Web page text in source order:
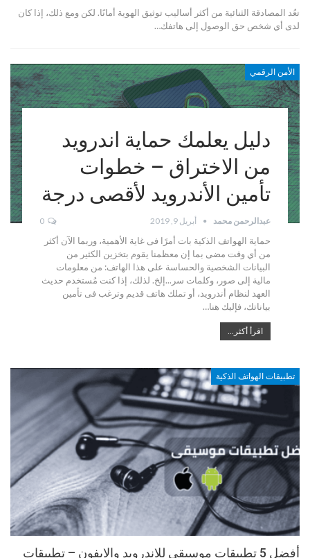
تعُد المصادقة الثنائية من أكثر أساليب توثيق الهوية أمانًا. لكن ومع ذلك، إذا كان
لدى أي شخص حق الوصول إلى هاتفك…
الأمن الرقمي
دليل يعلمك حماية اندرويد
من الاختراق – خطوات
تأمين الأندرويد لأقصى درجة
عبدالرحمن محمد أبريل 9, 2019 0
حماية الهواتف الذكية بات أمرًا فى غاية الأهمية، وربما الآن أكثر
من أي وقت مضى بما إن معظمنا يقوم بتخزين الكثير من
البيانات الشخصية والحساسة على هذا الهاتف: من معلومات
مالية إلى صور، وكلمات سر...إلخ. لذلك، إذا كنت مُستخدم حديث
العهد لنظام أندرويد، أو تملك هاتف قديم وترغب فى تأمين
بياناتك، فإليك هنا…
اقرأ أكثر...
تطبيقات الهواتف الذكية
أفضل 5 تطبيقات موسيقى للاندرويد والايفون – تطبيقات